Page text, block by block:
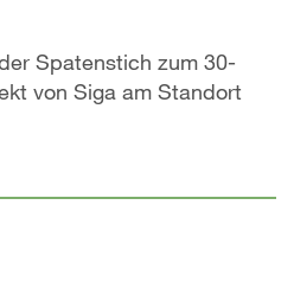
Spatenstich zum 30-
von Siga am Standort